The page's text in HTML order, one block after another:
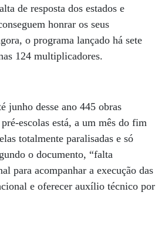
de resposta dos estados e
honrar os seus
o programa lançado há sete
124 multiplicadores.
junho desse ano 445 obras
escolas está, a um mês do fim
totalmente paralisadas e só
o documento, “falta
para acompanhar a execução das
e oferecer auxílio técnico por